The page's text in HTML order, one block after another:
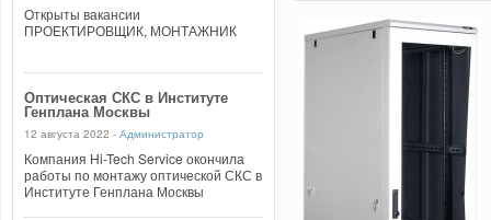
Открыты вакансии
ПРОЕКТИРОВЩИК, МОНТАЖНИК
Оптическая СКС в Институте
Генплана Москвы
12 августа 2022 - Администратор
Компания Hi-Tech Service окончила
работы по монтажу оптической СКС в
Институте Генплана Москвы